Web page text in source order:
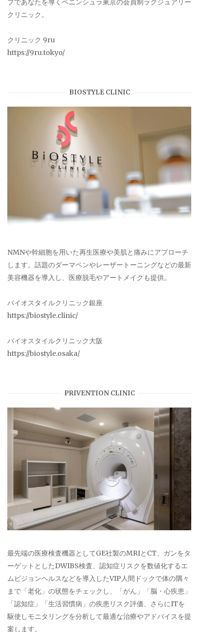
プであなたを導くペニンシュラ東京の会員制ラグジュアリー
クリニック。
クリニック 9ru
https://9ru.tokyo/
BIOSTYLE CLINIC
NMNや幹細胞を用いた再生医療や美肌と痛みにアプローチ
します。話題のダーマペンやレーザートーニングなどの最新
美容機器を導入し、医療脱毛やアートメイクも提供。
バイオスタイルクリニック銀座
https://biostyle.clinic/
バイオスタイルクリニック大阪
https://biostyle.osaka/
PRIVENTION CLINIC
最先端の医療検査機器としてGE社製のMRIとCT、ガンをタ
ーゲットとしたDWIBS検査、認知症リスクを数値化するエ
ムビジョンヘルスなどを導入したVIP人間ドックで体の隅々
まで「老化」の状態をチェックし、「がん」「脳・心疾患」
「認知症」「生活習慣病」の疾患リスク評価、さらにITを
駆使しモニタリングを分析して最適な治療やアドバイスを提
案します。